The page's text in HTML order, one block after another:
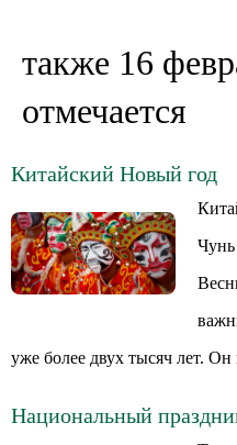
также 16
отмечается
Китайский Новый год
Чунь
уже более двух тысяч лет. Он
Национальный